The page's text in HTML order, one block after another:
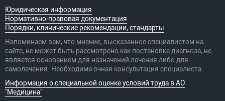
Юридическая информация
Нормативно-правовая документация
Порядки, клинические рекомендации, стандарты
Напоминаем вам, что мнение, высказанное специалистом на
сайте, не может быть рассмотрено как постановка диагноза, не
является основанием для назначений лечения либо для
самолечения. Необходима очная консультация специалиста.
Информация о специальной оценке условий труда в АО
"Медицина"